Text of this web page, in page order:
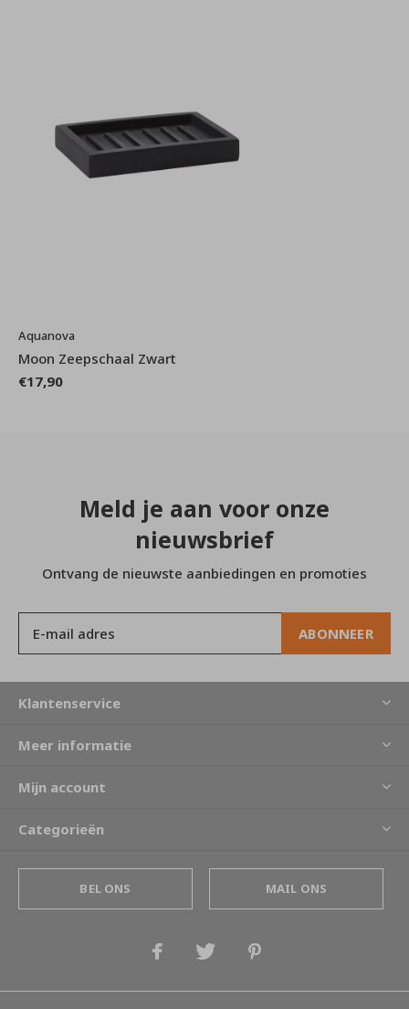
Aquanova
Moon Zeepschaal Zwart
€17,90
Meld je aan voor onze
nieuwsbrief
Ontvang de nieuwste aanbiedingen en promoties
ABONNEER
Klantenservice
Meer informatie
Mijn account
Categorieën
BEL ONS MAIL ONS